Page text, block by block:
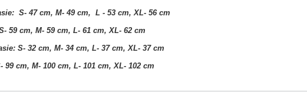
S- 47 cm, M- 49 cm, L - 53 cm, XL- 56 cm
59 cm, M- 59 cm, L- 61 cm, XL- 62 cm
S- 32 cm, M- 34 cm, L- 37 cm, XL- 37 cm
99 cm, M- 100 cm, L- 101 cm, XL- 102 cm